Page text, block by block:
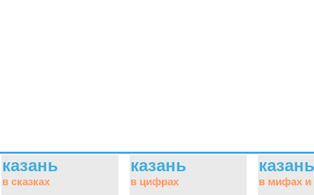
казань
в сказках
казань
в цифрах
казань
в мифах и